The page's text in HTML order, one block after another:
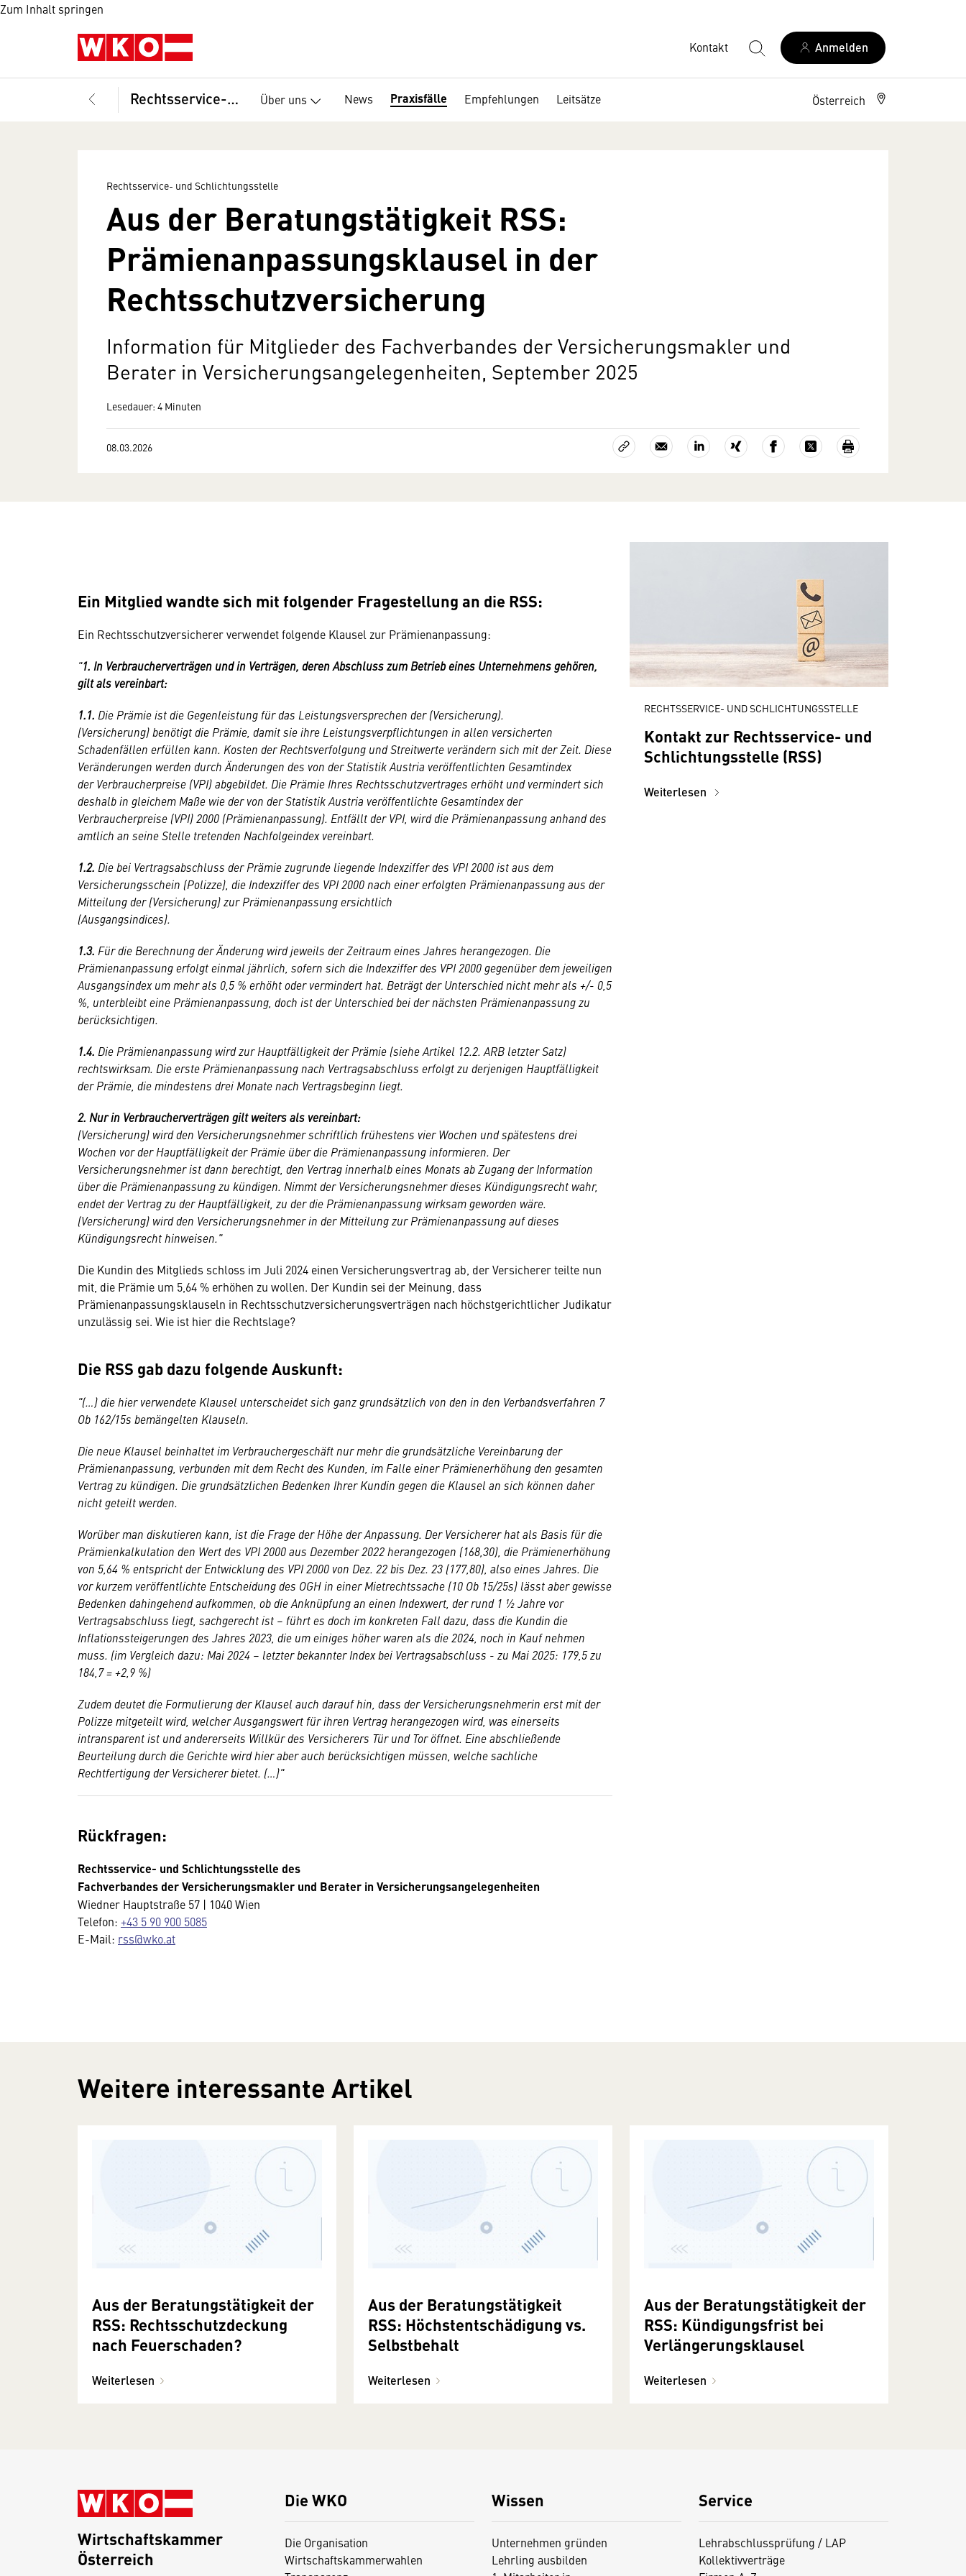
Zum Inhalt springen
Kontakt Anmelden
Rechtsservice- und Schlichtungsstelle Über uns News Praxisfälle Empfehlungen Leitsätze Österreich
Rechtsservice- und Schlichtungsstelle
Aus der Beratungstätigkeit RSS:
Prämienanpassungsklausel in der
Rechtsschutzversicherung
Information für Mitglieder des Fachverbandes der Versicherungsmakler und
Berater in Versicherungsangelegenheiten, September 2025
Lesedauer: 4 Minuten
08.03.2026
Ein Mitglied wandte sich mit folgender Fragestellung an die RSS:
Ein Rechtsschutzversicherer verwendet folgende Klausel zur Prämienanpassung:
"1. In Verbraucherverträgen und in Verträgen, deren Abschluss zum Betrieb eines Unternehmens gehören,
gilt als vereinbart:
1.1. Die Prämie ist die Gegenleistung für das Leistungsversprechen der (Versicherung).
(Versicherung) benötigt die Prämie, damit sie ihre Leistungsverpflichtungen in allen versicherten
Schadenfällen erfüllen kann. Kosten der Rechtsverfolgung und Streitwerte verändern sich mit der Zeit. Diese
Veränderungen werden durch Änderungen des von der Statistik Austria veröffentlichten Gesamtindex
derVerbraucherpreise (VPI) abgebildet. Die Prämie Ihres Rechtsschutzvertrages erhöht und vermindert sich
deshalb in gleichem Maße wie der von der Statistik Austria veröffentlichte Gesamtindex der
Verbraucherpreise (VPI) 2000 (Prämienanpassung). Entfällt der VPI, wird die Prämienanpassung anhand des
amtlich an seine Stelle tretenden Nachfolgeindex vereinbart.
1.2. Die bei Vertragsabschluss der Prämie zugrunde liegende Indexziffer des VPI 2000 ist aus dem
Versicherungsschein (Polizze), die Indexziffer des VPI 2000 nach einer erfolgten Prämienanpassung aus der
Mitteilung der (Versicherung) zur Prämienanpassung ersichtlich
(Ausgangsindices).
1.3. Für die Berechnung der Änderung wird jeweils der Zeitraum eines Jahres herangezogen. Die
Prämienanpassung erfolgt einmal jährlich, sofern sich die Indexziffer des VPI 2000 gegenüber dem jeweiligen
Ausgangsindex um mehr als 0,5 % erhöht oder vermindert hat. Beträgt der Unterschied nicht mehr als +/- 0,5
%, unterbleibt eine Prämienanpassung, doch ist der Unterschied bei der nächsten Prämienanpassung zu
berücksichtigen.
1.4. Die Prämienanpassung wird zur Hauptfälligkeit der Prämie (siehe Artikel 12.2. ARB letzter Satz)
rechtswirksam. Die erste Prämienanpassung nach Vertragsabschluss erfolgt zu derjenigen Hauptfälligkeit
der Prämie, die mindestens drei Monate nach Vertragsbeginn liegt.
2. Nur in Verbraucherverträgen gilt weiters als vereinbart:
(Versicherung) wird den Versicherungsnehmer schriftlich frühestens vier Wochen und spätestens drei
Wochen vor der Hauptfälligkeit der Prämie über die Prämienanpassung informieren. Der
Versicherungsnehmer ist dann berechtigt, den Vertrag innerhalb eines Monats ab Zugang der Information
über die Prämienanpassung zu kündigen. Nimmt der Versicherungsnehmer dieses Kündigungsrecht wahr,
endet der Vertrag zu der Hauptfälligkeit, zu der die Prämienanpassung wirksam geworden wäre.
(Versicherung) wird den Versicherungsnehmer in der Mitteilung zur Prämienanpassung auf dieses
Kündigungsrecht hinweisen."
Die Kundin des Mitglieds schloss im Juli 2024 einen Versicherungsvertrag ab, der Versicherer teilte nun
mit, die Prämie um 5,64 % erhöhen zu wollen. Der Kundin sei der Meinung, dass
Prämienanpassungsklauseln in Rechtsschutzversicherungsverträgen nach höchstgerichtlicher Judikatur
unzulässig sei. Wie ist hier die Rechtslage?
Die RSS gab dazu folgende Auskunft:
"(…) die hier verwendete Klausel unterscheidet sich ganz grundsätzlich von den in den Verbandsverfahren 7
Ob 162/15s bemängelten Klauseln.
Die neue Klausel beinhaltet im Verbrauchergeschäft nur mehr die grundsätzliche Vereinbarung der
Prämienanpassung, verbunden mit dem Recht des Kunden, im Falle einer Prämienerhöhung den gesamten
Vertrag zu kündigen. Die grundsätzlichen Bedenken Ihrer Kundin gegen die Klausel an sich können daher
nicht geteilt werden.
Worüber man diskutieren kann, ist die Frage der Höhe der Anpassung. Der Versicherer hat als Basis für die
Prämienkalkulation den Wert des VPI 2000 aus Dezember 2022 herangezogen (168,30), die Prämienerhöhung
von 5,64 % entspricht der Entwicklung des VPI 2000 von Dez. 22 bis Dez. 23 (177,80), also eines Jahres. Die
vor kurzem veröffentlichte Entscheidung des OGH in einer Mietrechtssache (10 Ob 15/25s) lässt aber gewisse
Bedenken dahingehend aufkommen, ob die Anknüpfung an einen Indexwert, der rund 1 ½ Jahre vor
Vertragsabschluss liegt, sachgerecht ist – führt es doch im konkreten Fall dazu, dass die Kundin die
Inflationssteigerungen des Jahres 2023, die um einiges höher waren als die 2024, noch in Kauf nehmen
muss. (im Vergleich dazu: Mai 2024 – letzter bekannter Index bei Vertragsabschluss - zu Mai 2025: 179,5 zu
184,7 = +2,9 %)
Zudem deutet die Formulierung der Klausel auch darauf hin, dass der Versicherungsnehmerin erst mit der
Polizze mitgeteilt wird, welcher Ausgangswert für ihren Vertrag herangezogen wird, was einerseits
intransparent ist und andererseits Willkür des Versicherers Tür und Tor öffnet. Eine abschließende
Beurteilung durch die Gerichte wird hier aber auch berücksichtigen müssen, welche sachliche
Rechtfertigung der Versicherer bietet. (…)"
Rückfragen:
Rechtsservice- und Schlichtungsstelle des
Fachverbandes der Versicherungsmakler und Berater in Versicherungsangelegenheiten
Wiedner Hauptstraße 57 | 1040 Wien
Telefon: +43 5 90 900 5085
E-Mail: rss@wko.at
RECHTSSERVICE- UND SCHLICHTUNGSSTELLE
Kontakt zur Rechtsservice- und
Schlichtungsstelle (RSS)
Weiterlesen
Weitere interessante Artikel
Aus der Beratungstätigkeit der
RSS: Rechtsschutzdeckung
nach Feuerschaden?
Weiterlesen
Aus der Beratungstätigkeit
RSS: Höchstentschädigung vs.
Selbstbehalt
Weiterlesen
Aus der Beratungstätigkeit der
RSS: Kündigungsfrist bei
Verlängerungsklausel
Weiterlesen
Die WKO
Die Organisation
Wirtschaftskammerwahlen
Wissen
Unternehmen gründen
Lehrling ausbilden
Service
Lehrabschlussprüfung / LAP
Kollektivverträge
Wirtschaftskammer
Österreich